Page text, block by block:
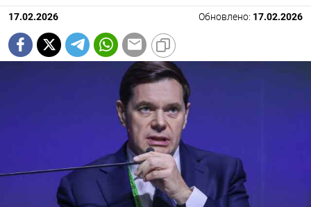
17.02.2026 Обновлено: 17.02.2026